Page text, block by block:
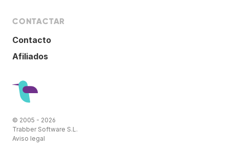
CONTACTAR
Contacto
Afiliados
© 2005 - 2026
Trabber Software S.L.
Aviso legal